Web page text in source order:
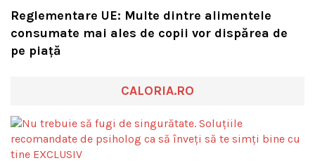
Reglementare UE: Multe dintre alimentele
consumate mai ales de copii vor dispărea de
pe piață
CALORIA.RO